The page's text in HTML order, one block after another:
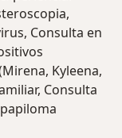
Consulta en
Kyleena,
Consulta